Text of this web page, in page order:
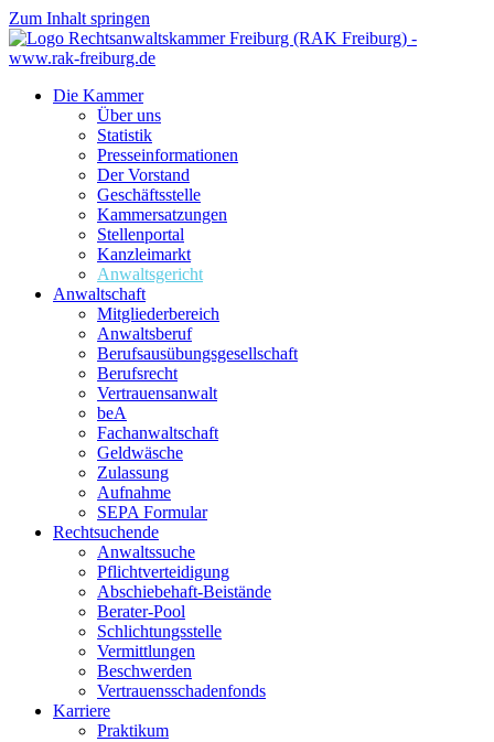
Zum Inhalt springen
Die Kammer
Über uns
Statistik
Presseinformationen
Der Vorstand
Geschäftsstelle
Kammersatzungen
Stellenportal
Kanzleimarkt
Anwaltsgericht
Anwaltschaft
Mitgliederbereich
Anwaltsberuf
Berufsausübungs­gesellschaft
Berufsrecht
Vertrauensanwalt
beA
Fachanwaltschaft
Geldwäsche
Zulassung
Aufnahme
SEPA Formular
Rechtsuchende
Anwaltssuche
Pflichtverteidigung
Abschiebehaft-Beistände
Berater-Pool
Schlichtungsstelle
Vermittlungen
Beschwerden
Vertrauensschadenfonds
Karriere
Praktikum